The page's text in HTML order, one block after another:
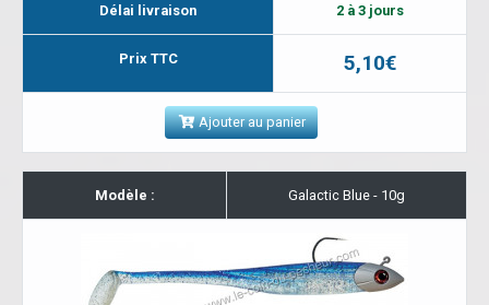
Délai livraison 2 à 3 jours
Prix TTC 5,10€
Ajouter au panier
Modèle : Galactic Blue - 10g